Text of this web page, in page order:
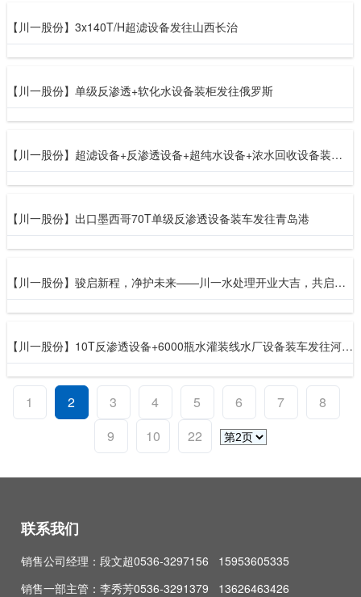
【川一股份】3x140T/H超滤设备发往山西长治
【川一股份】单级反渗透+软化水设备装柜发往俄罗斯
【川一股份】超滤设备+反渗透设备+超纯水设备+浓水回收设备装车发往济宁
【川一股份】出口墨西哥70T单级反渗透设备装车发往青岛港
【川一股份】骏启新程，净护未来——川一水处理开业大吉，共启环保新篇
【川一股份】10T反渗透设备+6000瓶水灌装线水厂设备装车发往河南驻马店
1 2 3 4 5 6 7
8
9
10 22
联系我们
销售公司经理：段文超0536-3297156 15953605335
销售一部主管：李秀芳0536-3291379 13626463426